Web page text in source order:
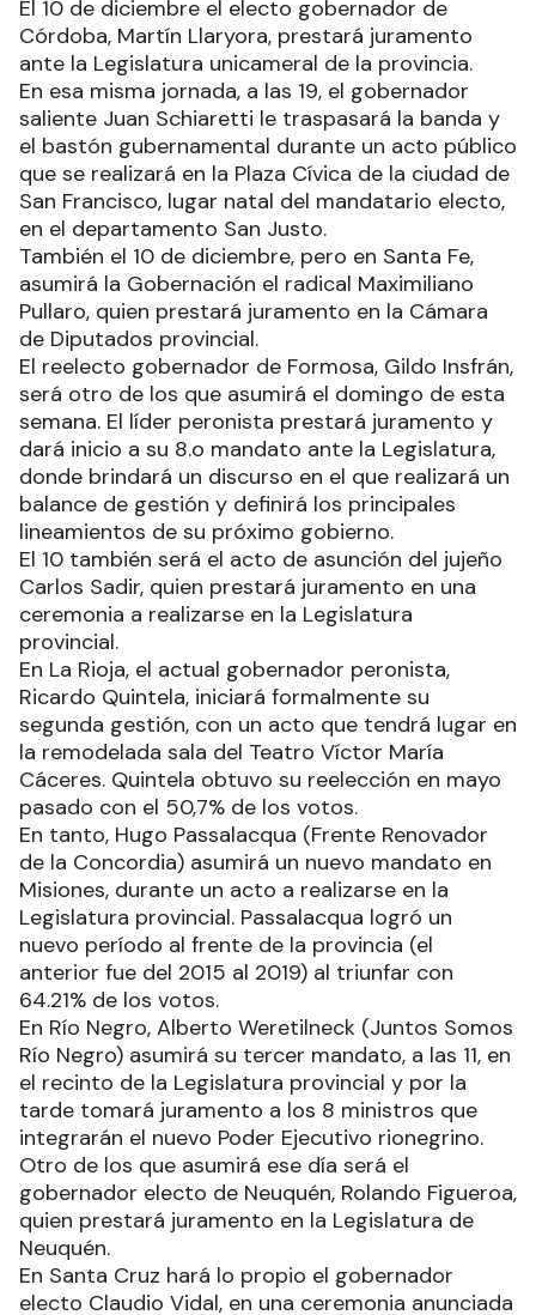
El 10 de diciembre el electo gobernador de
Córdoba, Martín Llaryora, prestará juramento
ante la Legislatura unicameral de la provincia.
En esa misma jornada, a las 19, el gobernador
saliente Juan Schiaretti le traspasará la banda y
el bastón gubernamental durante un acto público
que se realizará en la Plaza Cívica de la ciudad de
San Francisco, lugar natal del mandatario electo,
en el departamento San Justo.
También el 10 de diciembre, pero en Santa Fe,
asumirá la Gobernación el radical Maximiliano
Pullaro, quien prestará juramento en la Cámara
de Diputados provincial.
El reelecto gobernador de Formosa, Gildo Insfrán,
será otro de los que asumirá el domingo de esta
semana. El líder peronista prestará juramento y
dará inicio a su 8.o mandato ante la Legislatura,
donde brindará un discurso en el que realizará un
balance de gestión y definirá los principales
lineamientos de su próximo gobierno.
El 10 también será el acto de asunción del jujeño
Carlos Sadir, quien prestará juramento en una
ceremonia a realizarse en la Legislatura
provincial.
En La Rioja, el actual gobernador peronista,
Ricardo Quintela, iniciará formalmente su
segunda gestión, con un acto que tendrá lugar en
la remodelada sala del Teatro Víctor María
Cáceres. Quintela obtuvo su reelección en mayo
pasado con el 50,7% de los votos.
En tanto, Hugo Passalacqua (Frente Renovador
de la Concordia) asumirá un nuevo mandato en
Misiones, durante un acto a realizarse en la
Legislatura provincial. Passalacqua logró un
nuevo período al frente de la provincia (el
anterior fue del 2015 al 2019) al triunfar con
64.21% de los votos.
En Río Negro, Alberto Weretilneck (Juntos Somos
Río Negro) asumirá su tercer mandato, a las 11, en
el recinto de la Legislatura provincial y por la
tarde tomará juramento a los 8 ministros que
integrarán el nuevo Poder Ejecutivo rionegrino.
Otro de los que asumirá ese día será el
gobernador electo de Neuquén, Rolando Figueroa,
quien prestará juramento en la Legislatura de
Neuquén.
En Santa Cruz hará lo propio el gobernador
electo Claudio Vidal, en una ceremonia anunciada